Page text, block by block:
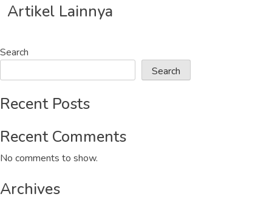
Artikel Lainnya
Search
Search
Recent Posts
Recent Comments
No comments to show.
Archives